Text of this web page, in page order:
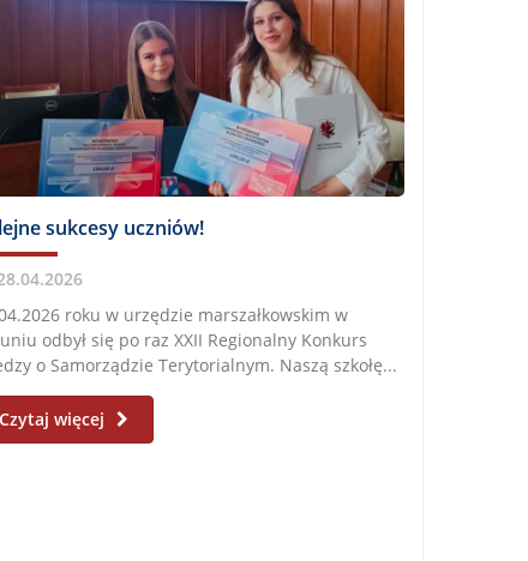
sukcesy uczniów!
roku w urzędzie marszałkowskim w
odbył się po raz XXII Regionalny Konkurs
o Samorządzie Terytorialnym. Naszą szkołę...
Czytaj więcej